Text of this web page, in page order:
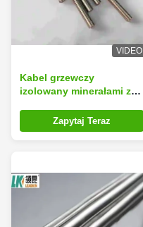
VIDEO
Kabel grzewczy
izolowany minerałami z
czystości 99,6% dla
zakresu temperatury
Zapytaj Teraz